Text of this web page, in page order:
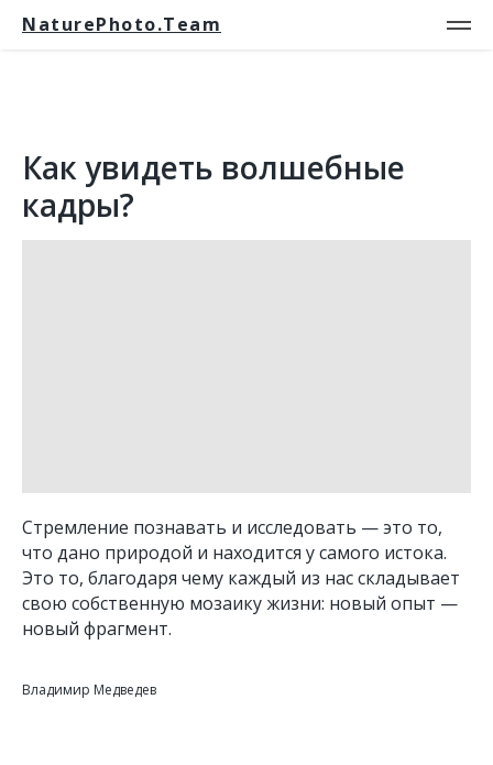
NaturePhoto.Team
Как увидеть волшебные
кадры?
Стремление познавать и исследовать — это то,
что дано природой и находится у самого истока.
Это то, благодаря чему каждый из нас складывает
свою собственную мозаику жизни: новый опыт —
новый фрагмент.
Владимир Медведев